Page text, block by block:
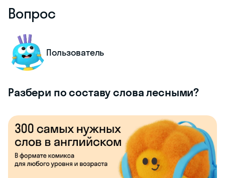
Вопрос
Пользователь
Разбери по составу слова лесными?